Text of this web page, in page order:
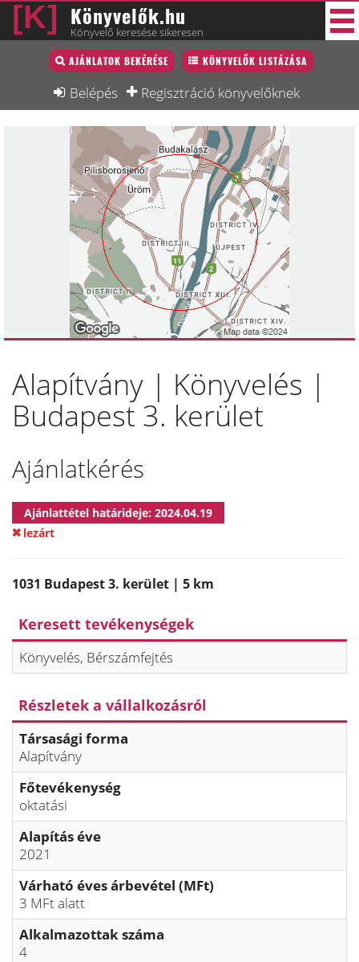
Könyvelők.hu
Könyvelő keresése sikeresen
AJÁNLATOK BEKÉRÉSE KÖNYVELŐK LISTÁZÁSA
Belépés Regisztráció könyvelőknek
Könyvelő lista
Könyvelési munkák
Alapítvány | Könyvelés |
Budapest 3. kerület
Ajánlatkérés
Ajánlattétel határideje: 2024.04.19
lezárt
1031 Budapest 3. kerület | 5 km
Keresett tevékenységek
Könyvelés, Bérszámfejtés
Részletek a vállalkozásról
Társasági forma
Alapítvány
Főtevékenység
oktatási
Alapítás éve
2021
Várható éves árbevétel (MFt)
3 MFt alatt
Alkalmazottak száma
4